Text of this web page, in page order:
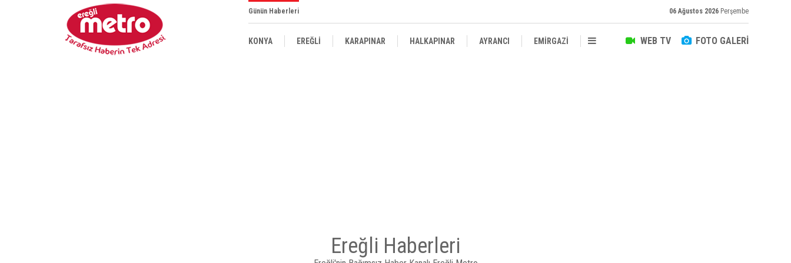
Günün Haberleri 06 Ağustos 2026 Perşembe
WEB TV FOTO GALERİ
KONYA EREĞLİ KARAPINAR HALKAPINAR AYRANCI EMİRGAZİ
Ereğli Haberleri
NECMETTİN ERBAKAN ÜNİVERSİTESİ REKTÖRÜ ZORLU'DAN EREĞLİ KAYMAKAMI FATİH GENEL'E